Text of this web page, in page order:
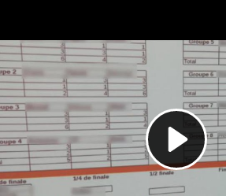
Play
Video